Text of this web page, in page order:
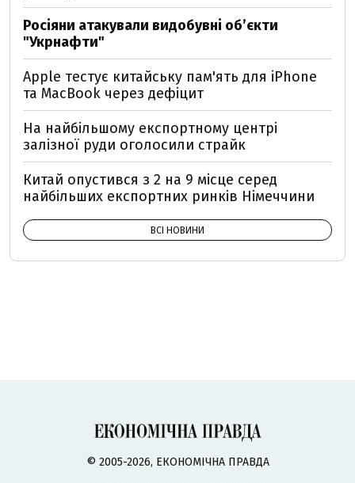
Росіяни атакували видобувні обʼєкти
"Укрнафти"
Apple тестує китайську пам'ять для iPhone
та MacBook через дефіцит
На найбільшому експортному центрі
залізної руди оголосили страйк
Китай опустився з 2 на 9 місце серед
найбільших експортних ринків Німеччини
ВСІ НОВИНИ
© 2005-2026, ЕКОНОМІЧНА ПРАВДА